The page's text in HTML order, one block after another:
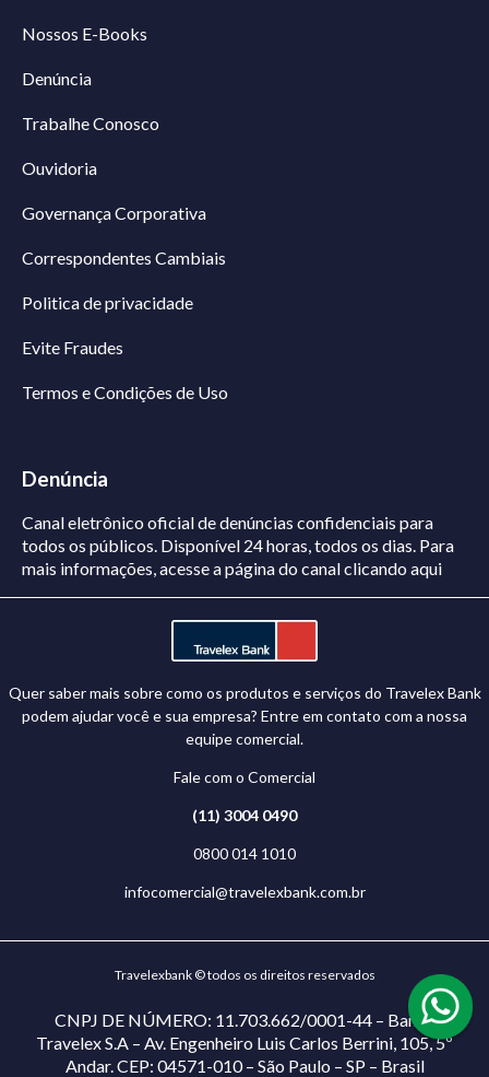
Nossos E-Books
Denúncia
Trabalhe Conosco
Ouvidoria
Governança Corporativa
Correspondentes Cambiais
Politica de privacidade
Evite Fraudes
Termos e Condições de Uso
Denúncia
Canal eletrônico oficial de denúncias confidenciais para
todos os públicos. Disponível 24 horas, todos os dias. Para
mais informações, acesse a página do canalclicando aqui
Quer saber mais sobre como os produtos e serviços do Travelex Bank
podem ajudar você e sua empresa? Entre em contato com a nossa
equipe comercial.
Fale com o Comercial
(11) 3004 0490
0800 014 1010
infocomercial@travelexbank.com.br
Travelexbank © todos os direitos reservados
CNPJ DE NÚMERO: 11.703.662/0001-44 – Banco
Travelex S.A – Av. Engenheiro Luis Carlos Berrini, 105, 5º
Andar. CEP: 04571-010 – São Paulo – SP – Brasil